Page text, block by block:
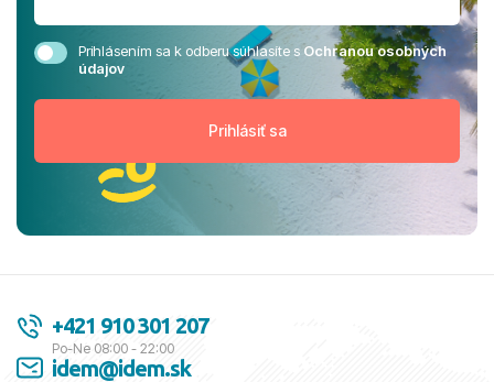
Prihlásením sa k odberu súhlasíte sOchranou osobných
údajov
+421 910 301 207
Po-Ne 08:00 - 22:00
idem@idem.sk